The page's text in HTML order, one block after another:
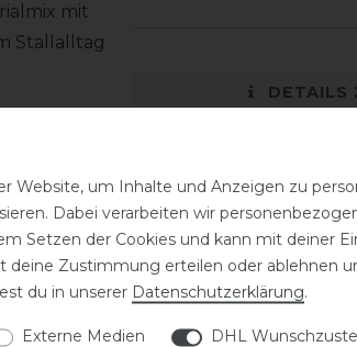
mit
Stallalltag
DETAILS
Website, um Inhalte und Anzeigen zu
Dabei verarbeiten wir
Setzen der Cookies und kann mit deiner
Zustimmung erteilen oder ablehnen
du in unserer Daten­schutz­erklärung.
Externe Medien
DHL